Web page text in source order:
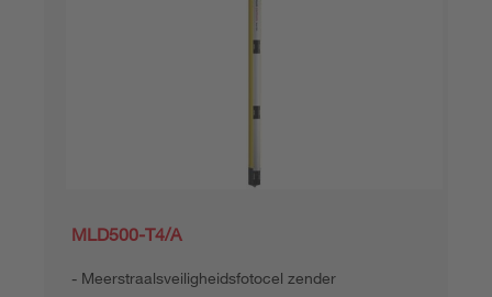
MLD500-T4/A
Meerstraalsveiligheidsfotocel zender